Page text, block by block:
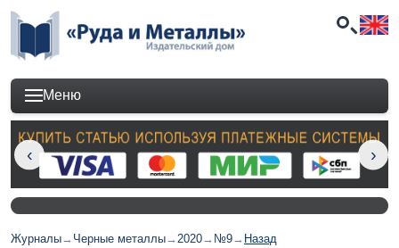
Меню
Журналы→ Черные металлы→2020→ №9→ Назад